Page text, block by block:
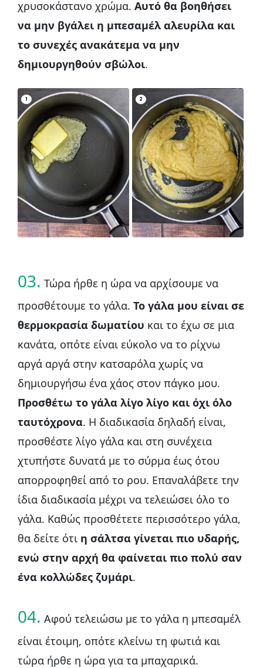
χρυσοκάστανο χρώμα. Αυτό θα βοηθήσει
να μην βγάλει η μπεσαμέλ αλευρίλα και
το συνεχές ανακάτεμα να μην
δημιουργηθούν σβώλοι.
03. Τώρα ήρθε η ώρα να αρχίσουμε να
προσθέτουμε το γάλα. Το γάλα μου είναι σε
θερμοκρασία δωματίου και το έχω σε μια
κανάτα, οπότε είναι εύκολο να το ρίχνω
αργά αργά στην κατσαρόλα χωρίς να
δημιουργήσω ένα χάος στον πάγκο μου.
Προσθέτω το γάλα λίγο λίγο και όχι όλο
ταυτόχρονα. Η διαδικασία δηλαδή είναι,
προσθέστε λίγο γάλα και στη συνέχεια
χτυπήστε δυνατά με το σύρμα έως ότου
απορροφηθεί από το ρου. Επαναλάβετε την
ίδια διαδικασία μέχρι να τελειώσει όλο το
γάλα. Καθώς προσθέτετε περισσότερο γάλα,
θα δείτε ότι η σάλτσα γίνεται πιο υδαρής,
ενώ στην αρχή θα φαίνεται πιο πολύ σαν
ένα κολλώδες ζυμάρι.
04. Αφού τελειώσω με το γάλα η μπεσαμέλ
είναι έτοιμη, οπότε κλείνω τη φωτιά και
τώρα ήρθε η ώρα για τα μπαχαρικά.